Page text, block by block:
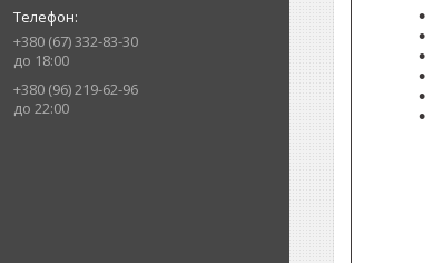
+380 (67) 332-83-30
до 18:00
+380 (96) 219-62-96
до 22:00